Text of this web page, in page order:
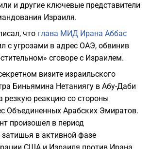
и другие ключевые представители
Израиля.
что глава МИД Ирана Аббас
с угрозами в адрес ОАЭ, обвинив
сговоре с Израилем.
визите израильского
Биньямина Нетаниягу в Абу-Даби
резкую реакцию со стороны
Объединенных Арабских Эмиратов.
произошел в период
затишья в активной фазе